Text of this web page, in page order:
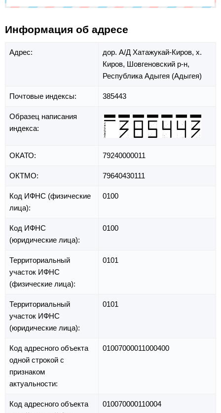
Информация об адресе
Адрес: дор. А/Д Хатажукай-Киров, х.
Киров, Шовгеновский р-н,
Республика Адыгея (Адыгея)
Почтовые индексы: 385443
Образец написания
индекса:
ОКАТО: 79240000011
ОКТМО: 79640430111
Код ИФНС (физические
лица):
0100
Код ИФНС
(юридические лица):
0100
Территориальный
участок ИФНС
(физические лица):
0101
Территориальный
участок ИФНС
(юридические лица):
0101
Код адресного объекта
одной строкой с
признаком
актуальности:
01007000011000400
Код адресного объекта
010070000110004